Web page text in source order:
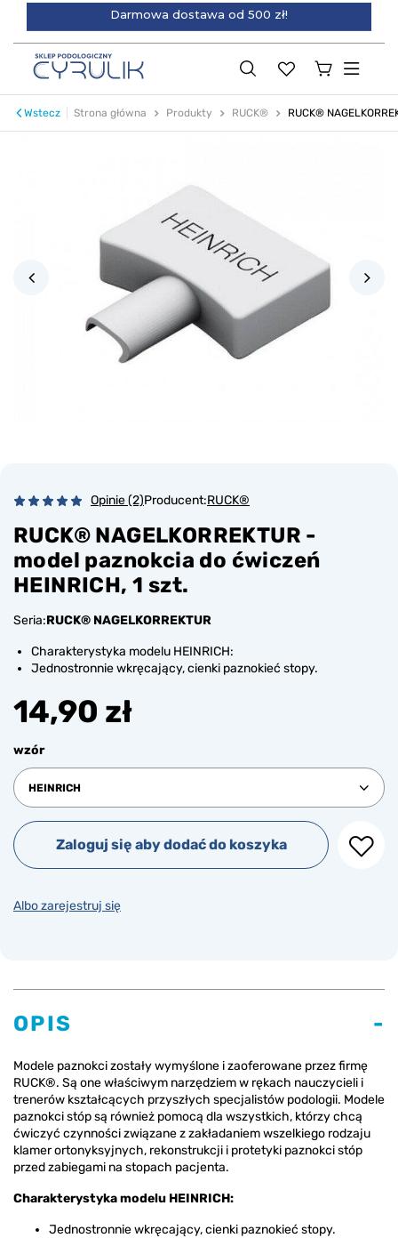
Darmowa dostawa od 500 zł!
Wstecz Strona główna Produkty RUCK® RUCK®
Opinie (2)Producent:RUCK®
RUCK® NAGELKORREKTUR -
model paznokcia do ćwiczeń
HEINRICH, 1 szt.
Seria:RUCK® NAGELKORREKTUR
Charakterystyka modelu HEINRICH:
Jednostronnie wkręcający, cienki paznokieć stopy.
14,90 zł
wzór
HEINRICH
Zaloguj się aby dodać do koszyka
Albo zarejestruj się
OPIS
Modele paznokci zostały wymyślone i zaoferowane przez firmę
RUCK®. Są one właściwym narzędziem w rękach nauczycieli i
trenerów kształcących przyszłych specjalistów podologii. Modele
paznokci stóp są również pomocą dla wszystkich, którzy chcą
ćwiczyć czynności związane z zakładaniem wszelkiego rodzaju
klamer ortonyksyjnych, rekonstrukcji i protetyki paznokci stóp
przed zabiegami na stopach pacjenta.
Charakterystyka modelu HEINRICH:
Jednostronnie wkręcający, cienki paznokieć stopy.